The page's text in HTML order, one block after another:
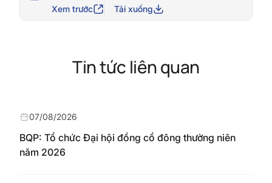
Xem trước Tải xuống
Tin tức liên quan
BQP: Tổ chức Đại hội đồng cổ đông thường niên
năm 2026
07/08/2026